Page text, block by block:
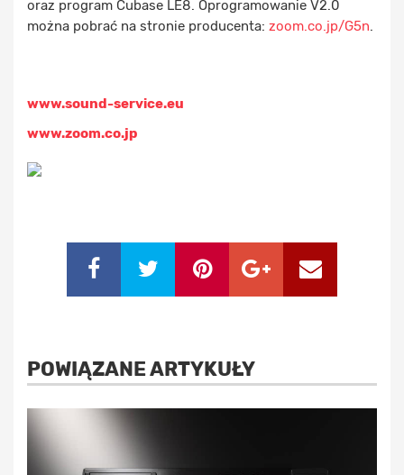
oraz program Cubase LE8. Oprogramowanie V2.0
można pobrać na stronie producenta: zoom.co.jp/G5n.
www.sound-service.eu
www.zoom.co.jp
POWIĄZANE ARTYKUŁY